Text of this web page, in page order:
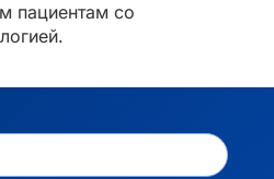
пациентам со